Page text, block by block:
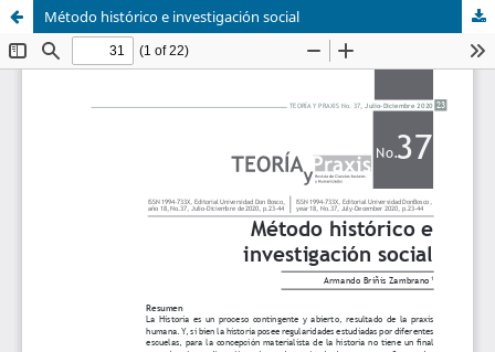
Método histórico e investigación social